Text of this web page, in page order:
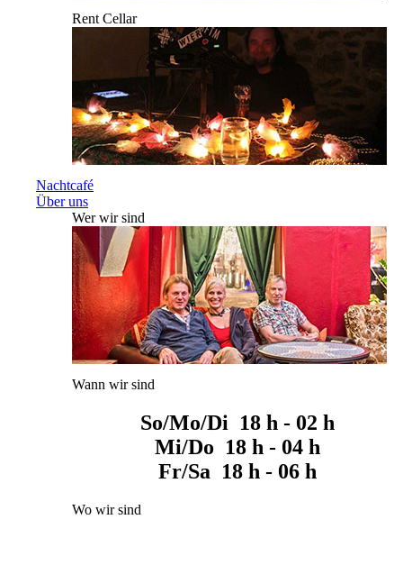
Rent Cellar
Nachtcafé
Über uns
Wer wir sind
Wann wir sind
So/Mo/Di 18 h - 02 h
Mi/Do 18 h - 04 h
Fr/Sa 18 h - 06 h
Wo wir sind